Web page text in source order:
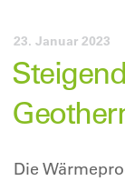
23. Januar 2023
Die